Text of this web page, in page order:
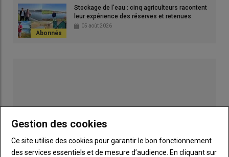
Stockage de l'eau : cinq agriculteurs racontent
leur expérience des réserves et retenues
05 août 2026
Gestion des cookies
Ce site utilise des cookies pour garantir le bon fonctionnement
des services essentiels et de mesure d’audience. En cliquant sur